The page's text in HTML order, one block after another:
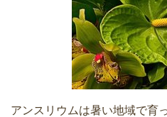
アンスリウムは暑い地域で育